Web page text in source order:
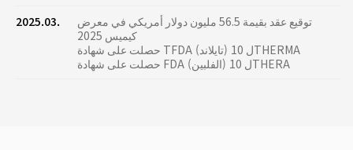
2025.03.
توقيع عقد بقيمة 56.5 مليون دولار أمريكي في معرض
كيميس 2025
حصلت على شهادة TFDA (تايلاند) ل 10THERMA
حصلت على شهادة FDA (الفلبين) ل 10THERA